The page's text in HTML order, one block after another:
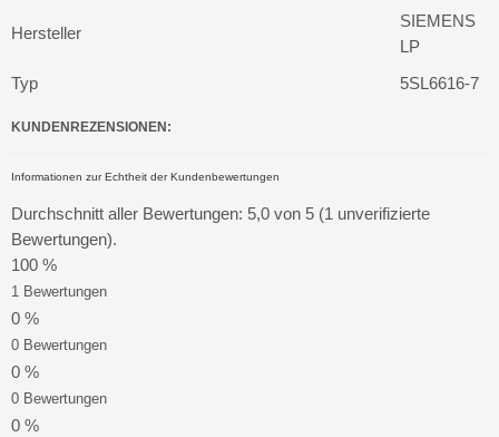
Hersteller
SIEMENS
LP
Typ
5SL6616-7
KUNDENREZENSIONEN:
Informationen zur Echtheit der Kundenbewertungen
Durchschnitt aller Bewertungen: 5,0 von 5 (1 unverifizierte
Bewertungen).
100 %
1 Bewertungen
0 %
0 Bewertungen
0 %
0 Bewertungen
0 %